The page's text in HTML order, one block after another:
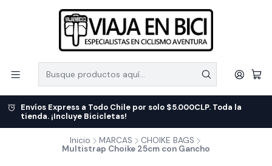
Envíos Express a Todo Chile por solo $5.000CLP. Toda la
tienda. ¡Incluye Bicicletas!
Inicio MARCAS
CHOIKE BAGS
Multistrap Choike 25cm con Gancho